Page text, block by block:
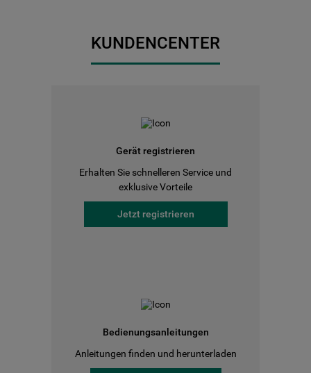
KUNDENCENTER
Gerät registrieren
Erhalten Sie schnelleren Service und
exklusive Vorteile
Jetzt registrieren
Bedienungsanleitungen
Anleitungen finden und herunterladen